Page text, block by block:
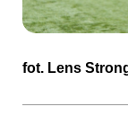
fot. Lens